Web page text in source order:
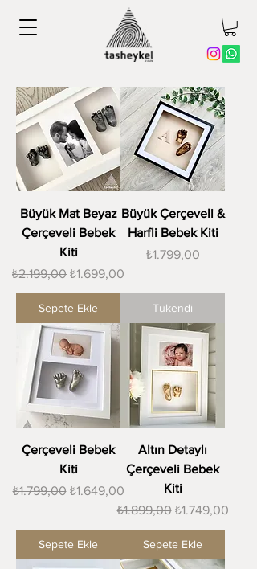
Büyük Mat Beyaz
Çerçeveli Bebek
Kiti
Normal Fiyat
₺2.199,00 İndirimli Fiyat
₺1.699,00
Sepete Ekle
Büyük Çerçeveli &
Harfli Bebek Kiti
Fiyat
₺1.799,00
Tükendi
Çerçeveli Bebek
Kiti
Normal Fiyat
₺1.799,00 İndirimli Fiyat
₺1.649,00
Sepete Ekle
Altın Detaylı
Çerçeveli Bebek
Kiti
Normal Fiyat
₺1.899,00 İndirimli Fiyat
₺1.749,00
Sepete Ekle